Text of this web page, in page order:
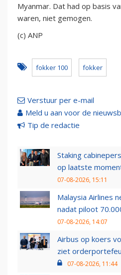
Myanmar. Dat had op basis
waren, niet gemogen.
(c) ANP
fokker 100 fokker
Verstuur per e-mail
Meld u aan voor de
Tip de redactie
Staking
op laatste
07-08-2026, 15:11
Malaysia Airlines
nadat piloot
07-08-2026, 14:07
Airbus op koers
ziet
07-08-2026, 11:44